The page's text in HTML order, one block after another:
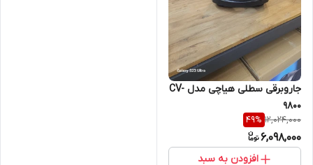
جاروبرقی سطلی هیاچی مدل CV-
9800
12,024,000
49%
6,098,000
افزودن به سبد